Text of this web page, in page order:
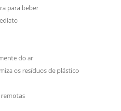
para beber
do ar
os resíduos de plástico
remotas